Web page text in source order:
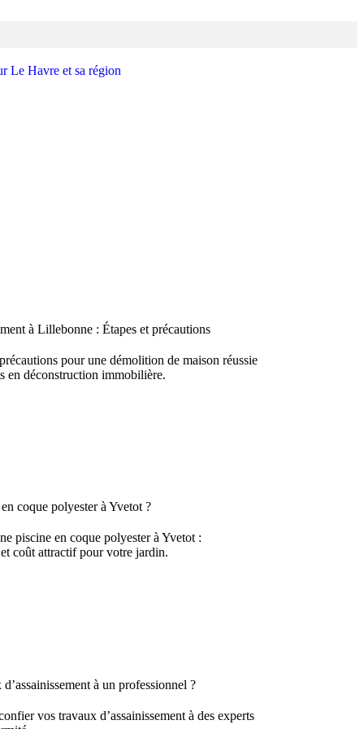
à Lillebonne : Étapes et précautions
pour une démolition de maison réussie
en déconstruction immobilière.
coque polyester à Yvetot ?
piscine en coque polyester à Yvetot :
coût attractif pour votre jardin.
à un professionnel ?
vos travaux d’assainissement à des experts